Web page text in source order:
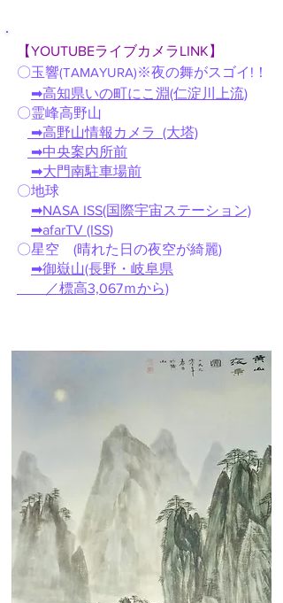
【YOUTUBEライブカメラLINK】
〇玉響(TAMAYURA)※夜の舞がスゴイ!！
➡高知県いの町にこ淵(仁淀川上流)
〇霊峰高野山
➡高野山情報カメラ (大塔)
➡中央案内所前
➡大門南駐車場前
​〇地球​​
➡NASA ISS(国際宇宙ステーション)
➡afarTV (ISS)
〇星空 (晴れた日の夜空が綺麗)
➡御嶽山(長野・岐阜県
／標高3,067ｍから)